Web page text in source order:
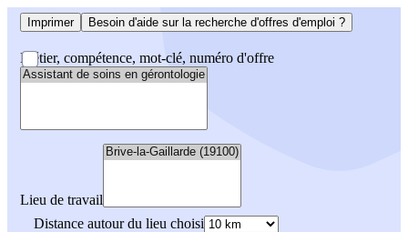
Imprimer Besoin d'aide sur la recherche d'offres d'emploi ?
Métier, compétence, mot-clé, numéro d'offre
Lieu de travail
Distance autour du lieu choisi